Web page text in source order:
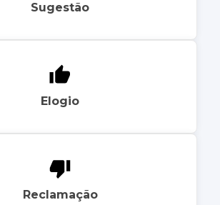
Sugestão
Elogio
Reclamação